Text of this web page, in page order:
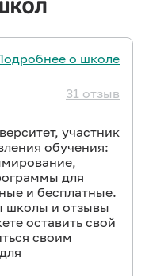
о школе
31 отзыв
участник
обучения:
для
и бесплатные.
школы и отзывы
оставить свой
своим